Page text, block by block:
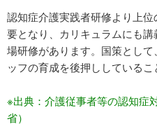
認知症介護実践者研修より上
要となり、カリキュラムにも
場研修があります。国策とし
ッフの育成を後押ししているこ
※出典：介護従事者等の認知症
省）